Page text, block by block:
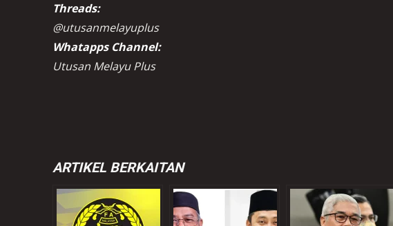
Threads:
@utusanmelayuplus
Whatapps Channel:
Utusan Melayu Plus
ARTIKEL BERKAITAN